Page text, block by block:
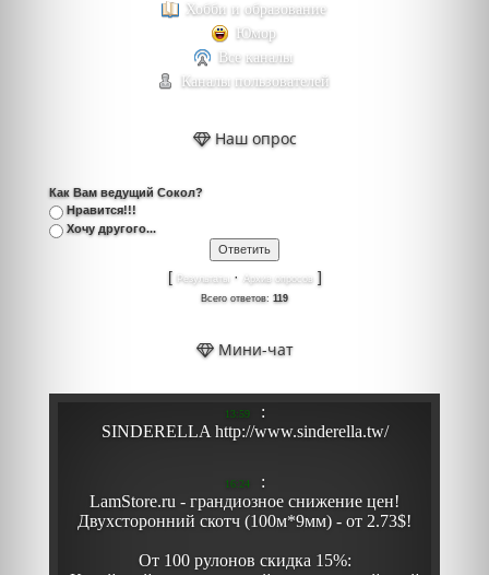
Хобби и образование
Юмор
Все каналы
Каналы пользователей
Наш опрос
Как Вам ведущий Сокол?
Нравится!!!
Хочу другого...
[ Результаты · Архив опросов]
Всего ответов: 119
Мини-чат